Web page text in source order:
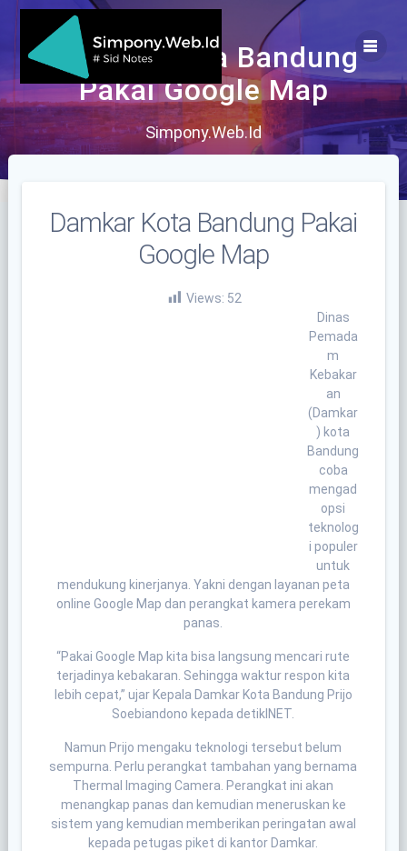
Skip
content
Damkar Kota Bandung
Pakai Google Map
Simpony.Web.Id
Damkar Kota Bandung Pakai
Google Map
Views: 52
Dinas
Pemada
m
Kebakar
an
(Damkar
) kota
Bandung
coba
mengad
opsi
teknolog
i populer
untuk
mendukung kinerjanya. Yakni dengan layanan peta
online Google Map dan perangkat kamera perekam
panas.
“Pakai Google Map kita bisa langsung mencari rute
terjadinya kebakaran. Sehingga waktur respon kita
lebih cepat,” ujar Kepala Damkar Kota Bandung Prijo
Soebiandono kepada detikINET.
Namun Prijo mengaku teknologi tersebut belum
sempurna. Perlu perangkat tambahan yang bernama
Thermal Imaging Camera. Perangkat ini akan
menangkap panas dan kemudian meneruskan ke
sistem yang kemudian memberikan peringatan awal
kepada petugas piket di kantor Damkar.